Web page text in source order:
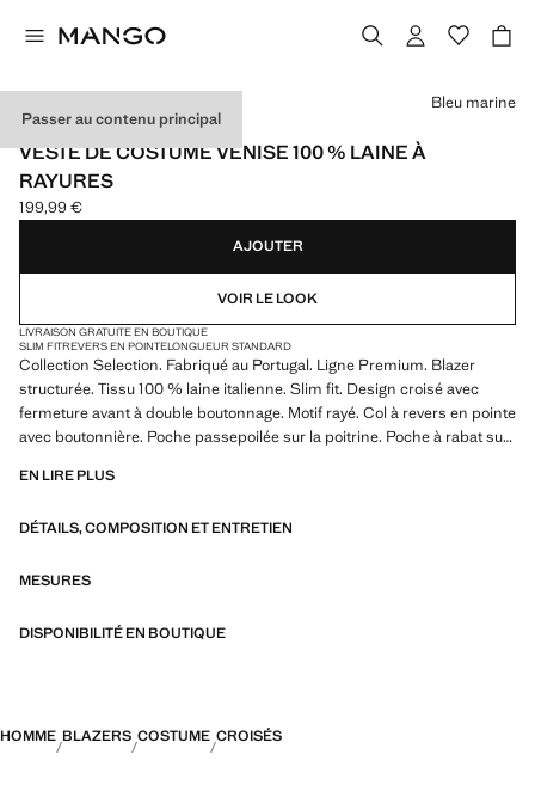
Passer au contenu principal
SELECTION
VESTE DE COSTUME VENISE 100 % LAINE À
RAYURES
Prix actuel [199,99 € ]
199,99 €
Choisissez une couleur
Bleu marine
AJOUTER
VOIR LE LOOK
LIVRAISON GRATUITE EN BOUTIQUE
SLIM FITREVERS EN POINTELONGUEUR STANDARD
Collection Selection. Fabriqué au Portugal. Ligne Premium. Blazer
structurée. Tissu 100 % laine italienne. Slim fit. Design croisé avec
fermeture avant à double boutonnage. Motif rayé. Col à revers en pointe
avec boutonnière. Poche passepoilée sur la poitrine. Poche à rabat sur
Fermeture à boutons sur le devant. Doublure intérieure. Produit en
minimalistes et aux détails soigneusement conçus. Fabriquée à partir
élégante
EN LIRE PLUS
DÉTAILS, COMPOSITION ET ENTRETIEN
MESURES
DISPONIBILITÉ EN BOUTIQUE
HOMME BLAZERS COSTUME CROISÉS